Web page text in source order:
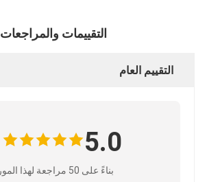
التقييمات والمراجعات
التقييم العام
5.0
بناءً على 50 مراجعة لهذا المورد